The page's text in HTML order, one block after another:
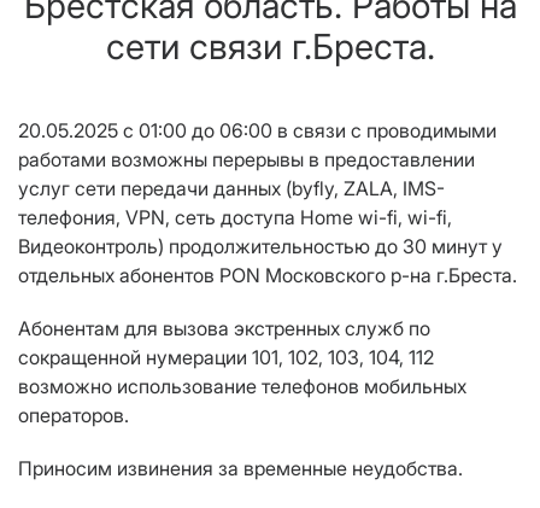
сети связи г.Бреста.
20.05.2025 с 01:00 до 06:00 в связи с проводимыми
работами возможны перерывы в предоставлении
услуг сети передачи данных (byfly, ZALA, IMS-
телефония, VPN, сеть доступа Home wi-fi, wi-fi,
Видеоконтроль) продолжительностью до 30 минут у
отдельных абонентов PON Московского р-на г.Бреста.
Абонентам для вызова экстренных служб по
сокращенной нумерации 101, 102, 103, 104, 112
возможно использование телефонов мобильных
операторов.
Приносим извинения за временные неудобства.